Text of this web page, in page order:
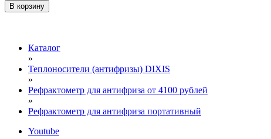
В корзину
Каталог
»
Теплоносители (антифризы) DIXIS
»
Рефрактометр для антифриза от 4100 рублей
»
Рефрактометр для антифриза портативный
Youtube